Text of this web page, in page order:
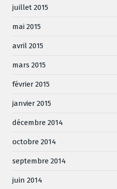
juillet 2015
mai 2015
avril 2015
mars 2015
février 2015
janvier 2015
décembre 2014
octobre 2014
septembre 2014
juin 2014